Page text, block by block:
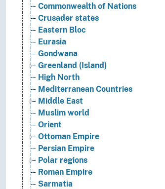
Commonwealth of Nations
Crusader states
Eastern Bloc
Eurasia
Gondwana
Greenland (Island)
High North
Mediterranean Countries
Middle East
Muslim world
Orient
Ottoman Empire
Persian Empire
Polar regions
Roman Empire
Sarmatia